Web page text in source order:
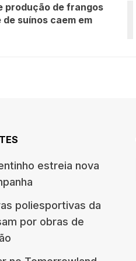
produção de frangos
suínos caem em
estreia nova
poliesportivas da
por obras de